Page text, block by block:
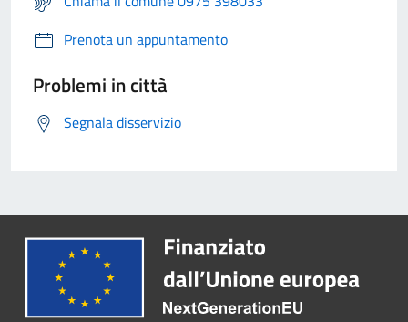
Prenota un appuntamento
Problemi in città
Segnala disservizio